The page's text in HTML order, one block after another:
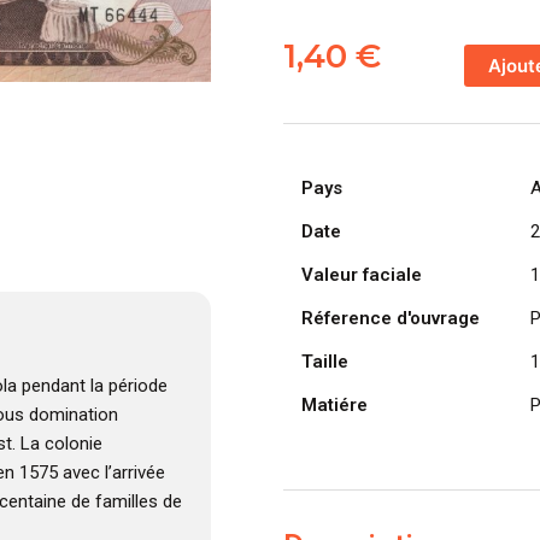
pendant la période
domination
La colonie
1575 avec l’arrivée
de familles de
1,40 €
de
ANGOLA
colonie
1972,
Pays
Date
Valeur faciale
Réference d'ouvrage
Taille
Matiére